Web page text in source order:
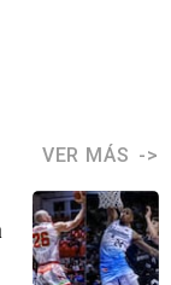
VER MÁS